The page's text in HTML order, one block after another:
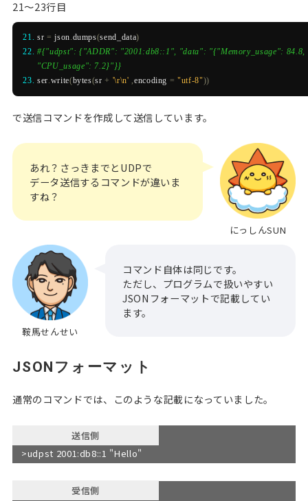
21～23行目
sr = json.dumps(send_data)
#{"udpst": {"ADDR": "2001:db8::1", "data": "{"Memory_usage": 84.8,
"CPU_usage": 7.2}"}}
ser.write(bytes(sr + '\r\n' ,encoding = "utf-8"))
で送信コマンドを作成して送信しています。
にっしんSUN
あれ？さっきまでとUDPで
データ送信するコマンドが違いま
すね？
鞍馬せんせい
コマンド自体は同じです。
ただし、プログラムで扱いやすい
JSONフォーマットで記載してい
ます。
JSONフォーマット
通常のコマンドでは、このような記載になっていました。
送信側
>udpst 2001:db8::1 "Hello"
受信側